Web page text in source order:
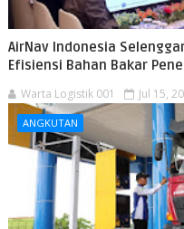
AirNav Indonesia
Efisiensi Bahan Bakar
Warta Logistik 001 Jul 15,
ANGKUTAN